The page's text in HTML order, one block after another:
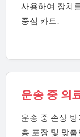
사용하여 장치
중심 카트.
운송 중 의
운송 중 손상
층 포장 및 맞